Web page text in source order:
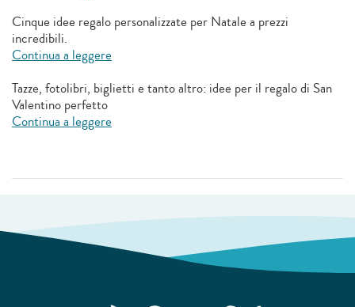
Cinque idee regalo personalizzate per Natale a prezzi
incredibili.
Continua a leggere
Tazze, fotolibri, biglietti e tanto altro: idee per il regalo di San
Valentino perfetto
Continua a leggere